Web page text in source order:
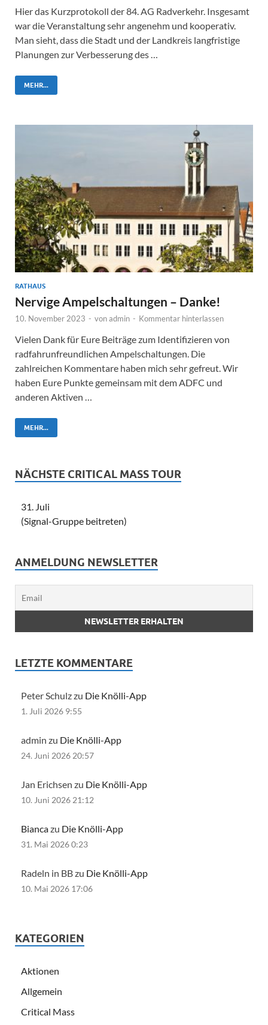
Hier das Kurzprotokoll der 84. AG Radverkehr. Insgesamt
war die Veranstaltung sehr angenehm und kooperativ.
Man sieht, dass die Stadt und der Landkreis langfristige
Planungen zur Verbesserung des …
MEHR...
RATHAUS
Nervige Ampelschaltungen – Danke!
10. November 2023 - vonadmin - Kommentar hinterlassen
Vielen Dank für Eure Beiträge zum Identifizieren von
radfahrunfreundlichen Ampelschaltungen. Die
zahlreichen Kommentare haben mich sehr gefreut. Wir
haben Eure Punkte gemeinsam mit dem ADFC und
anderen Aktiven …
MEHR...
NÄCHSTE CRITICAL MASS TOUR
31. Juli
(Signal-Gruppe beitreten)
ANMELDUNG NEWSLETTER
LETZTE KOMMENTARE
Peter Schulz zu Die Knölli-App
1. Juli 2026 9:55
admin zu Die Knölli-App
24. Juni 2026 20:57
Jan Erichsen zu Die Knölli-App
10. Juni 2026 21:12
Biancazu Die Knölli-App
31. Mai 2026 0:23
Radeln in BB zu Die Knölli-App
10. Mai 2026 17:06
KATEGORIEN
Aktionen
Allgemein
Critical Mass